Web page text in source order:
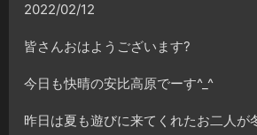
2022/02/12
皆さんおはようございます?
今日も快晴の安比高原でーす^_^
昨日は夏も遊びに来てくれたお二人が